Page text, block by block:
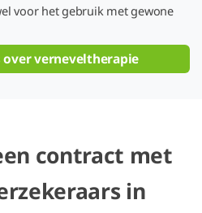
voor het gebruik met gewone
verneveltherapie
contract met
in